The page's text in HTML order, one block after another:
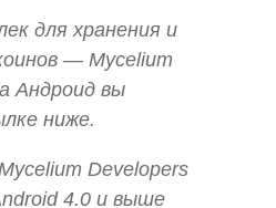
для хранения и
— Mycelium
Андроид вы
ниже.
Developers
4.0 и выше